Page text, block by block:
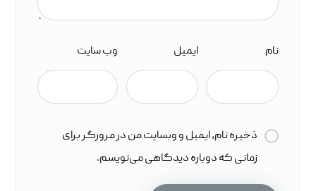
نام ایمیل وب‌ سایت
ذخیره نام، ایمیل و وبسایت من در مرورگر برای
زمانی که دوباره دیدگاهی می‌نویسم.